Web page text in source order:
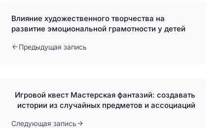
Влияние художественного творчества на
развитие эмоциональной грамотности у детей
Предыдущая запись
Игровой квест Мастерская фантазий: создавать
истории из случайных предметов и ассоциаций
Следующая запись